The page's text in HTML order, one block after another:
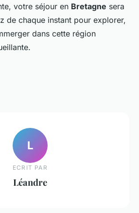
votre séjour en Bretagne sera
de chaque instant pour explorer,
dans cette région
L
ECRIT PAR
Léandre